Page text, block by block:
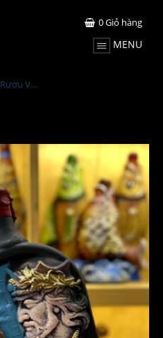
0Giỏ hàng
MENU
Rượu Vang Gốm Georgia MS100